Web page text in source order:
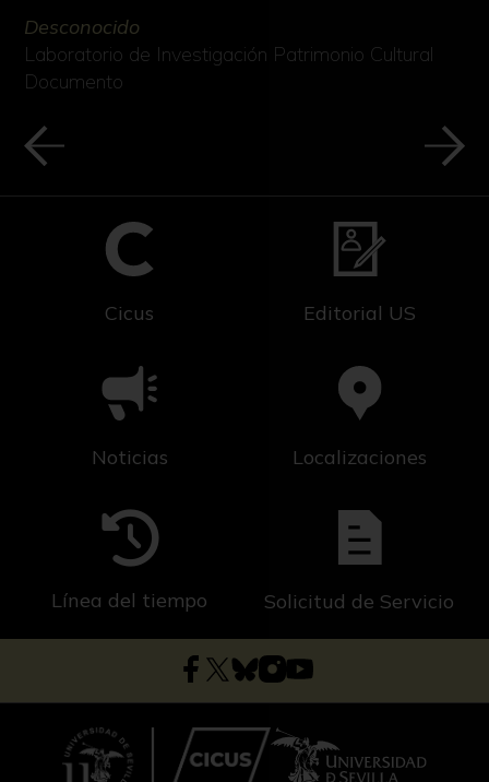
Desconocido
Laboratorio de Investigación Patrimonio Cultural
Documento
Cicus Editorial US
Noticias Localizaciones
Línea del tiempo Solicitud de Servicio